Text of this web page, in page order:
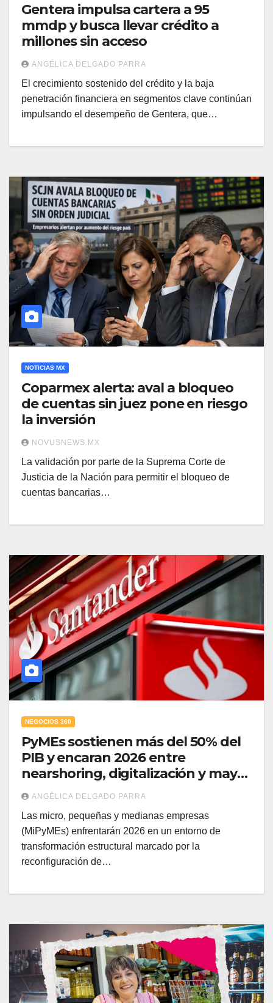
Gentera impulsa cartera a 95
mmdp y busca llevar crédito a
millones sin acceso
ANGÉLICA DELGADO PARRA
El crecimiento sostenido del crédito y la baja
penetración financiera en segmentos clave continúan
impulsando el desempeño de Gentera, que…
NOTICIAS MX
Coparmex alerta: aval a bloqueo
de cuentas sin juez pone en riesgo
la inversión
NOVUSNEWS.MX
La validación por parte de la Suprema Corte de
Justicia de la Nación para permitir el bloqueo de
cuentas bancarias…
NEGOCIOS 360
PyMEs sostienen más del 50% del
PIB y encaran 2026 entre
nearshoring, digitalización y mayor
competencia financiera:
Santander
ANGÉLICA DELGADO PARRA
Las micro, pequeñas y medianas empresas
(MiPyMEs) enfrentarán 2026 en un entorno de
transformación estructural marcado por la
reconfiguración de…